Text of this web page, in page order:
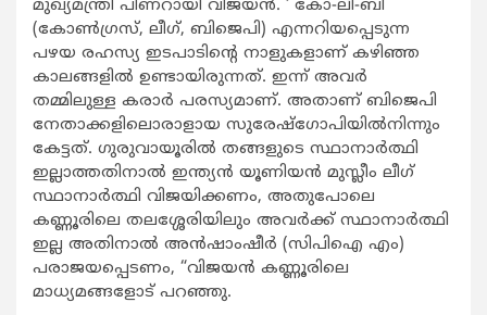
മുഖ്യമന്ത്രി പിണറായി വിജയന്‍. ‘ കോ-ലീ-ബി
(കോണ്‍ഗ്രസ്, ലീഗ്, ബിജെപി) എന്നറിയപ്പെടുന്ന
പഴയ രഹസ്യ ഇടപാടിന്‍റെ നാളുകളാണ് കഴിഞ്ഞ
കാലങ്ങളില്‍ ഉണ്ടായിരുന്നത്. ഇന്ന് അവര്‍
തമ്മിലുള്ള കരാര്‍ പരസ്യമാണ്. അതാണ് ബിജെപി
നേതാക്കളിലൊരാളായ സുരേഷ്ഗോപിയില്‍നിന്നും
കേട്ടത്. ഗുരുവായൂരില്‍ തങ്ങളുടെ സ്ഥാനാര്‍ത്ഥി
ഇല്ലാത്തതിനാല്‍ ഇന്ത്യന്‍ യൂണിയന്‍ മുസ്ലീം ലീഗ്
സ്ഥാനാര്‍ത്ഥി വിജയിക്കണം, അതുപോലെ
കണ്ണൂരിലെ തലശ്ശേരിയിലും അവര്‍ക്ക് സ്ഥാനാര്‍ത്ഥി
ഇല്ല അതിനാല്‍ അന്‍ഷാംഷീര്‍ (സിപിഐ എം)
പരാജയപ്പെടണം, “വിജയന്‍ കണ്ണൂരിലെ
മാധ്യമങ്ങളോട് പറഞ്ഞു.